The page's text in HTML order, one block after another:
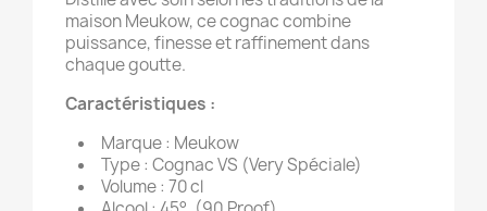
maison Meukow, ce cognac combine
puissance, finesse et raffinement dans
chaque goutte.
Caractéristiques :
Marque : Meukow
Type : Cognac VS (Very Spéciale)
Volume : 70 cl